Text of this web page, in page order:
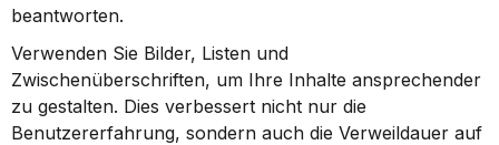
beantworten.
Verwenden Sie Bilder, Listen und
Zwischenüberschriften, um Ihre Inhalte ansprechender
zu gestalten. Dies verbessert nicht nur die
Benutzererfahrung, sondern auch die Verweildauer auf